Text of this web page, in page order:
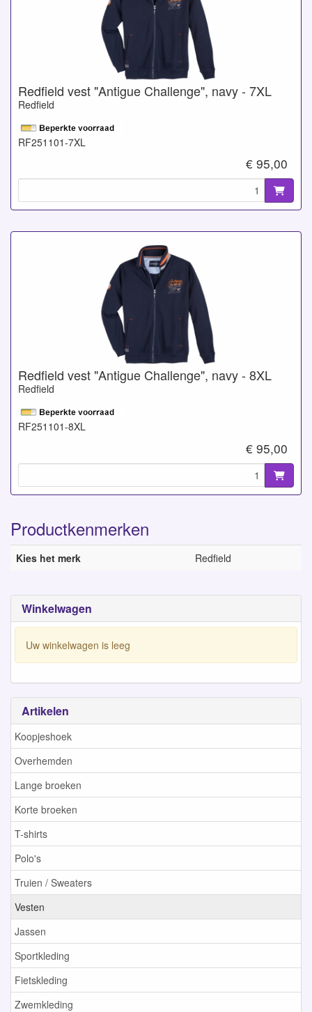
Winkelwagen
Uw winkelwagen is leeg
Artikelen
Koopjeshoek
Overhemden
Lange broeken
Korte broeken
T-shirts
Polo's
Truien / Sweaters
Vesten
Jassen
Sportkleding
Fietskleding
Zwemkleding
Redfield vest "Antigue Challenge", navy - 7XL
Redfield
RF251101-7XL
€ 95,00
Redfield vest "Antigue Challenge", navy - 8XL
Redfield
RF251101-8XL
€ 95,00
Productkenmerken
Kies het merk Redfield